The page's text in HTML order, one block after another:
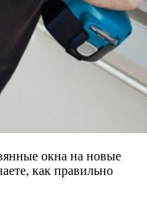
окна на новые
как правильно